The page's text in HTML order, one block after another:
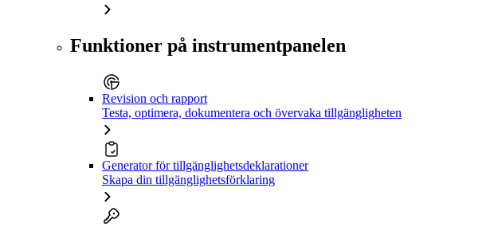
Funktioner på instrumentpanelen
Revision och rapport
Testa, optimera, dokumentera och övervaka tillgängligheten
Generator för tillgänglighetsdeklarationer
Skapa din tillgänglighetsförklaring